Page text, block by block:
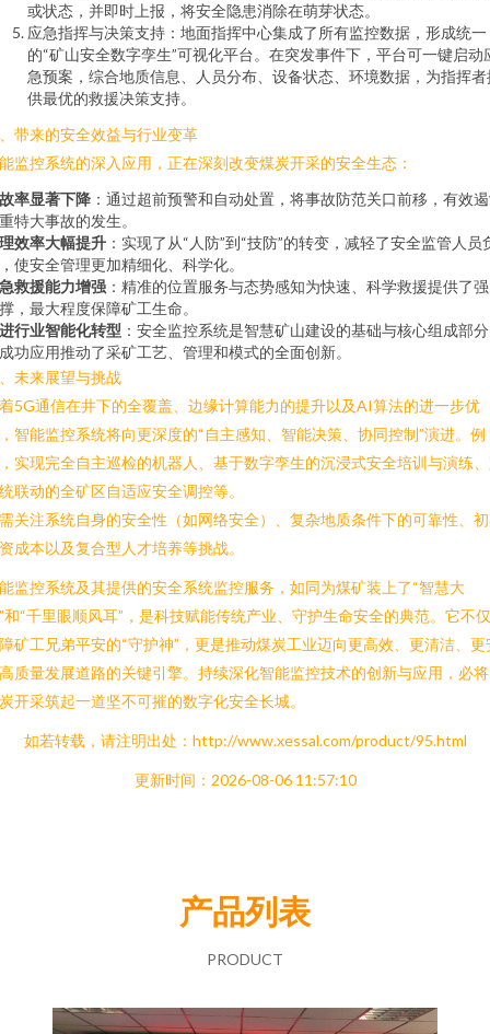
或状态，并即时上报，将安全隐患消除在萌芽状态。
应急指挥与决策支持：地面指挥中心集成了所有监控数据，形成统一
的“矿山安全数字孪生”可视化平台。在突发事件下，平台可一键启动
急预案，综合地质信息、人员分布、设备状态、环境数据，为指挥者
供最优的救援决策支持。
带来的安全效益与行业变革
监控系统的深入应用，正在深刻改变煤炭开采的安全生态：
率显著下降 ：通过超前预警和自动处置，将事故防范关口前移，有效
特大事故的发生。
效率大幅提升 ：实现了从“人防”到“技防”的转变，减轻了安全监管人员
使安全管理更加精细化、科学化。
救援能力增强 ：精准的位置服务与态势感知为快速、科学救援提供了
，最大程度保障矿工生命。
行业智能化转型 ：安全监控系统是智慧矿山建设的基础与核心组成部
功应用推动了采矿工艺、管理和模式的全面创新。
未来展望与挑战
5G通信在井下的全覆盖、边缘计算能力的提升以及AI算法的进一步优
智能监控系统将向更深度的“自主感知、智能决策、协同控制”演进。例
实现完全自主巡检的机器人、基于数字孪生的沉浸式安全培训与演练
联动的全矿区自适应安全调控等。
关注系统自身的安全性（如网络安全）、复杂地质条件下的可靠性、
成本以及复合型人才培养等挑战。
监控系统及其提供的安全系统监控服务，如同为煤矿装上了“智慧大
和“千里眼顺风耳”，是科技赋能传统产业、守护生命安全的典范。它不
矿工兄弟平安的“守护神”，更是推动煤炭工业迈向更高效、更清洁、更
质量发展道路的关键引擎。持续深化智能监控技术的创新与应用，必
开采筑起一道坚不可摧的数字化安全长城。
如若转载，请注明出处：http://www.xessal.com/product/95.html
更新时间：2026-08-06 11:57:10
产品列表
PRODUCT